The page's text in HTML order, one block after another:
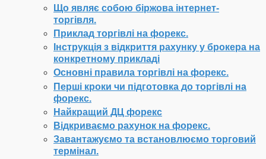
Що являє собою біржова інтернет-
торгівля.
Приклад торгівлі на форекс.
Інструкція з відкриття рахунку у брокера на
конкретному прикладі
Основні правила торгівлі на форекс.
Перші кроки чи підготовка до торгівлі на
форекс.
Найкращий ДЦ форекс
Відкриваємо рахунок на форекс.
Завантажуємо та встановлюємо торговий
термінал.